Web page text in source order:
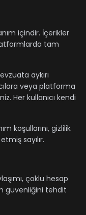
içindir. İçerikler
tam
aykırı
veya platforma
Her kullanıcı kendi
koşullarını, gizlilik
sayılır.
çoklu hesap
güvenliğini tehdit